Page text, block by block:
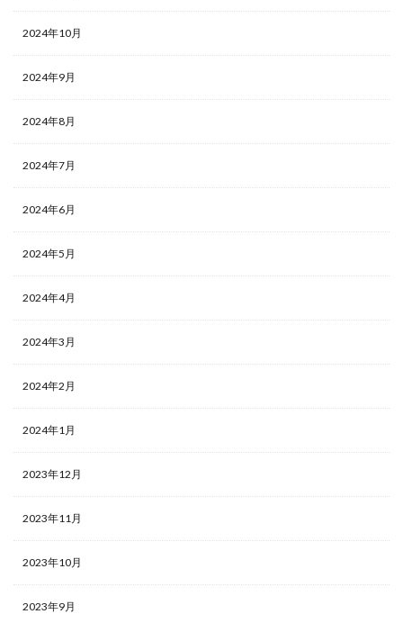
2024年10月
2024年9月
2024年8月
2024年7月
2024年6月
2024年5月
2024年4月
2024年3月
2024年2月
2024年1月
2023年12月
2023年11月
2023年10月
2023年9月